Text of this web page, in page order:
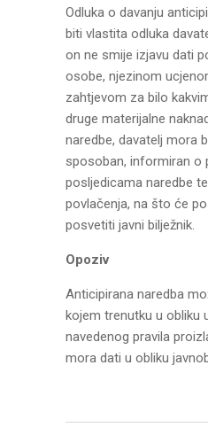
Odluka o davanju
biti vlastita odluka
on ne smije izjavu dati
osobe, njezinom
zahtjevom za bilo
druge materijalne
naredbe, davatelj mora
sposoban, informiran o
posljedicama naredbe
povlačenja, na što će
posvetiti javni bilježnik.
Opoziv
Anticipirana naredba
kojem trenutku u obliku
navedenog pravila
mora dati u obliku